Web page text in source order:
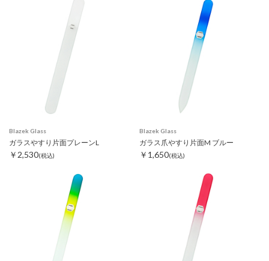
Blazek Glass
ガラスやすり片面プレーンL
￥2,530(税込)
Blazek Glass
ガラス爪やすり片面M ブルー
￥1,650(税込)